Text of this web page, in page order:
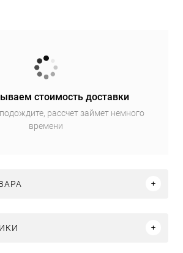
стоимость доставки
рассчет займет немного
времени